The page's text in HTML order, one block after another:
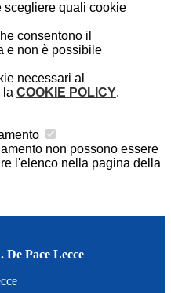
scegliere quali cookie
consentono il
e non è possibile
necessari al
la COOKIE POLICY.
non possono essere
l'elenco nella pagina della
De Pace Lecce